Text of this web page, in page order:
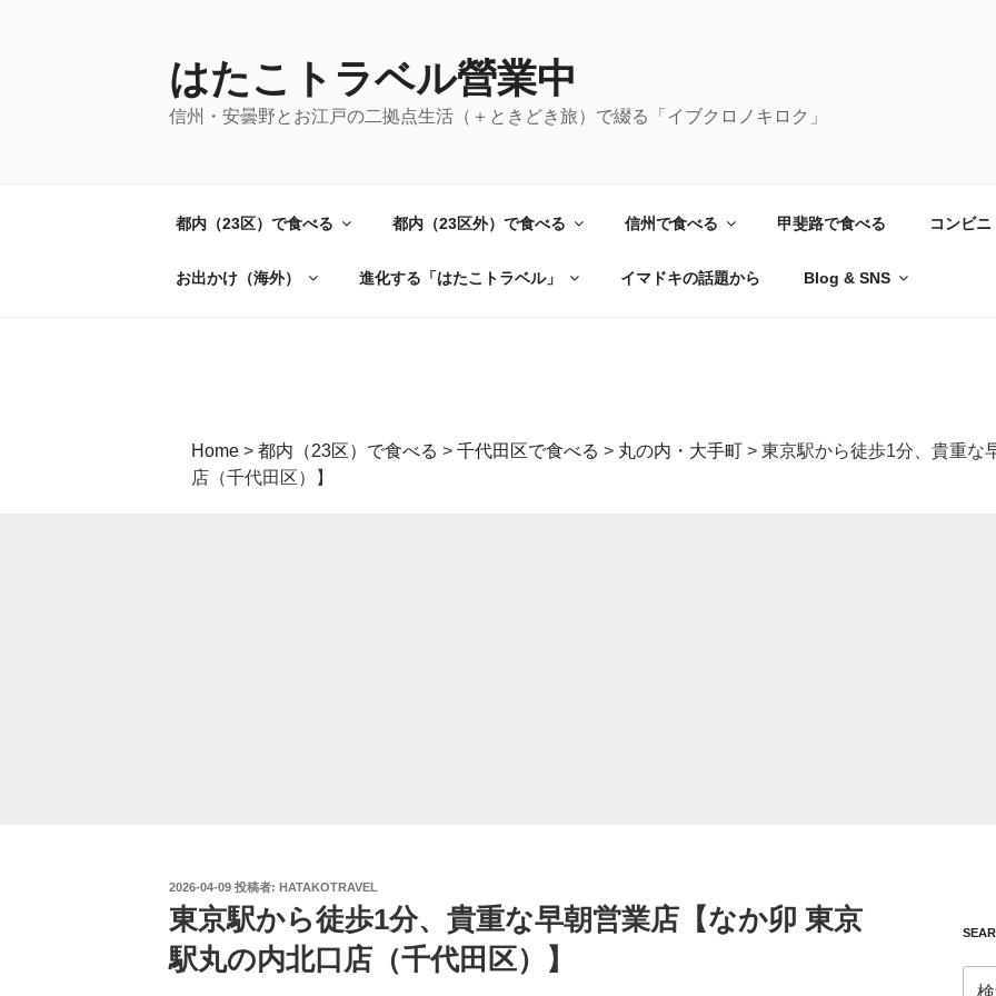
はたこトラベル營業中
信州・安曇野とお江戸の二拠点生活（＋ときどき旅）で綴る「イブクロノキロク」
都内（23区）で食べる 都内（23区外）で食べる 信州で食べる 甲斐路で食べる コンビ
お出かけ（海外） 進化する「はたこトラベル」 イマドキの話題から Blog & SNS
Home > 都内（23区）で食べる > 千代田区で食べる > 丸の内・大手町 > 東京駅から徒歩1分、貴重な
店（千代田区）】
投
日:
2026-04-09 投稿者: HATAKOTRAVEL
東京駅から徒歩1分、貴重な早朝営業店【なか卯 東京
駅丸の内北口店（千代田区）】